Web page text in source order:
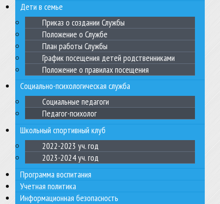
Дети в семье
Приказ о создании Службы
Положение о Службе
План работы Службы
График посещения детей родственниками
Положение о правилах посещения
Социально-психологическая служба
Социальные педагоги
Педагог-психолог
Школьный спортивный клуб
2022-2023 уч. год
2023-2024 уч. год
Программа воспитания
Учетная политика
Информационная безопасность